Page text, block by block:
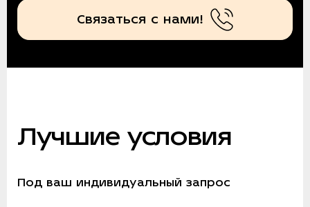
Связаться с нами!
Лучшие условия
Под ваш индивидуальный запрос